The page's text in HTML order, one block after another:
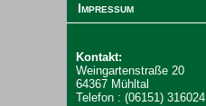
Impressum
Kontakt:
Weingartenstraße 20
64367 Mühltal
Telefon : (06151) 316024